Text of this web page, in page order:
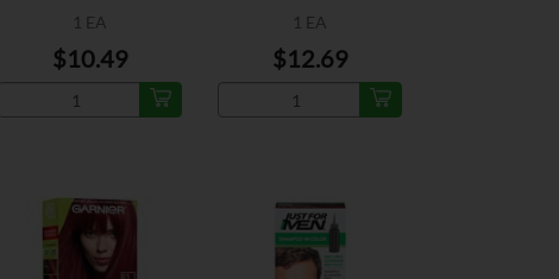
1 EA
$10.49
1 EA
$12.69